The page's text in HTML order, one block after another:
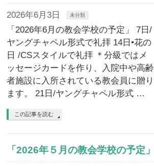
2026年6月3日 未分類
「2026年6月の教会学校の予定」 7日/
ヤングチャペル形式で礼拝 14日•花の
日 /CSスタイルで礼拝 ＊分級ではメ
ッセージカードを作り、入院中や高齢
者施設に入所されている教会員に贈り
ます。 21日/ヤングチャペル形式 …
この記事を読む
「2026年５月の教会学校の予定」